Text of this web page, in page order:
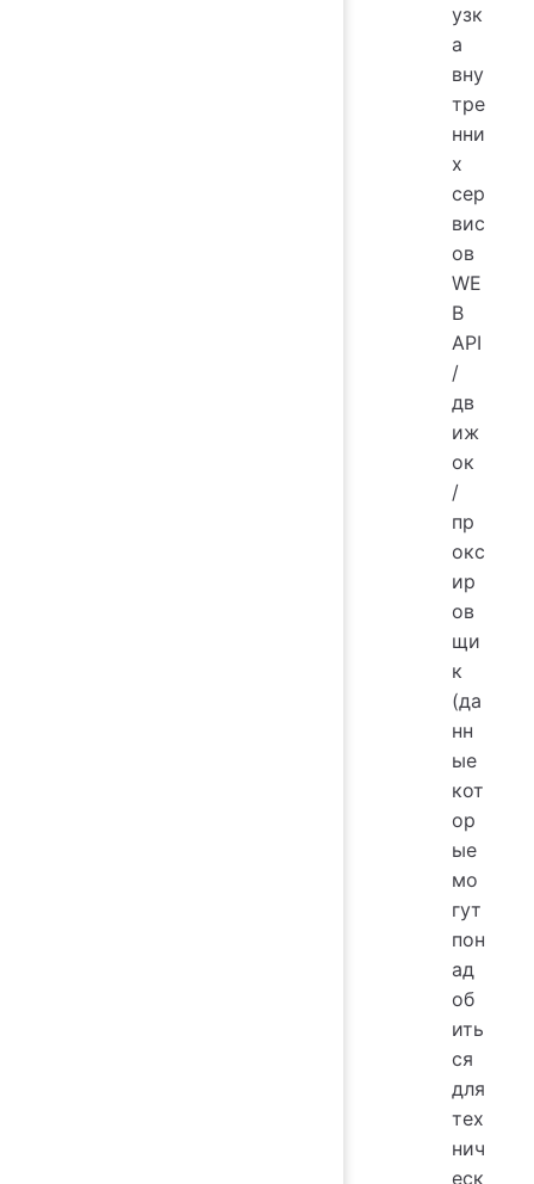
узк
а
вну
тре
нни
х
сер
вис
ов
WE
B
API
/
дв
иж
ок
/
пр
окс
ир
ов
щи
к
(да
нн
ые
кот
ор
ые
мо
гут
пон
ад
об
ить
ся
для
тех
нич
еск